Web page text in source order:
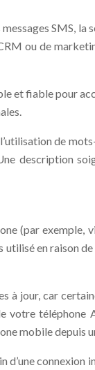
SMS, la
ou de
et fiable pour
de
description
(par exemple,
en raison
à jour, car
votre téléphone
mobile depuis
connexion